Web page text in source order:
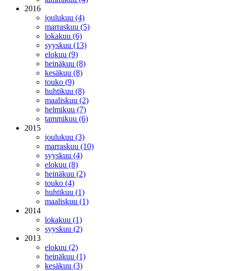
2016
joulukuu (4)
marraskuu (5)
lokakuu (6)
syyskuu (13)
elokuu (9)
heinäkuu (8)
kesäkuu (8)
touko (9)
huhtikuu (8)
maaliskuu (2)
helmikuu (7)
tammikuu (6)
2015
joulukuu (3)
marraskuu (10)
syyskuu (4)
elokuu (8)
heinäkuu (2)
touko (4)
huhtikuu (1)
maaliskuu (1)
2014
lokakuu (1)
syyskuu (2)
2013
elokuu (2)
heinäkuu (1)
kesäkuu (3)